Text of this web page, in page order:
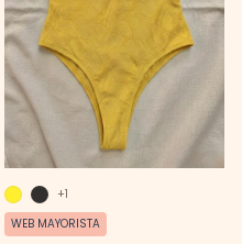
WEB MAYORISTA
+1